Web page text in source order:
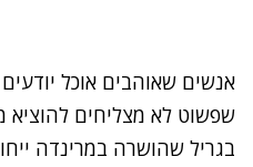
אנשים שאוהבים אוכל
שפשוט לא מצליחים
בגריל שהושרה במרינדה